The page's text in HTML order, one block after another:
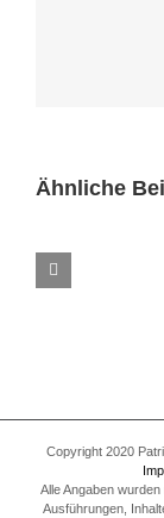
Ähnliche
Copyright 2020
Alle Angaben
Ausführungen,